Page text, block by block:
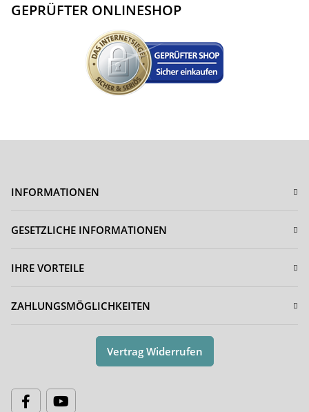
GEPRÜFTER ONLINESHOP
INFORMATIONEN
GESETZLICHE INFORMATIONEN
IHRE VORTEILE
ZAHLUNGSMÖGLICHKEITEN
Vertrag Widerrufen